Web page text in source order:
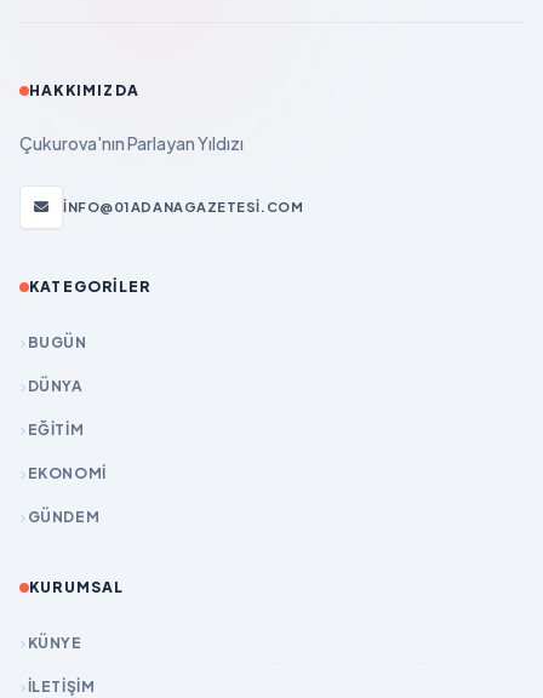
HAKKIMIZDA
Çukurova'nın Parlayan Yıldızı
INFO@01ADANAGAZETESI.COM
KATEGORILER
BUGÜN
DÜNYA
EĞİTİM
EKONOMİ
GÜNDEM
KURUMSAL
KÜNYE
İLETIŞIM